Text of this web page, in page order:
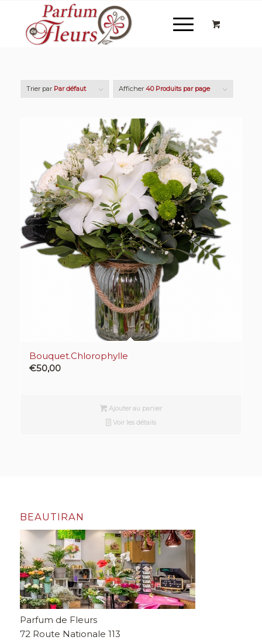
Trier par Par défaut Afficher 40 Produits par page
Bouquet.Chlorophylle
€50,00
Ajouter au panier
Voir les détails
BEAUTIRAN
Parfum de Fleurs
72 Route Nationale 113